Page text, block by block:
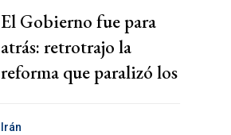
El Gobierno fue para
atrás: retrotrajo la
reforma que paralizó los
Irán